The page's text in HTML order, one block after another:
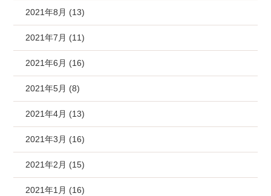
2021年8月 (13)
2021年7月 (11)
2021年6月 (16)
2021年5月 (8)
2021年4月 (13)
2021年3月 (16)
2021年2月 (15)
2021年1月 (16)